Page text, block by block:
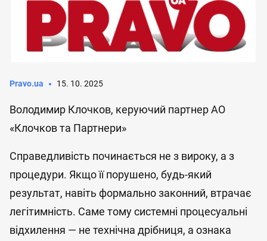
Pravo.ua 15. 10. 2025
Володимир Клочков, керуючий партнер АО
«Клочков та Партнери»
Справедливість починається не з вироку, а з
процедури. Якщо її порушено, будь-який
результат, навіть формально законний, втрачає
легітимність. Саме тому системні процесуальні
відхилення — не технічна дрібниця, а ознака